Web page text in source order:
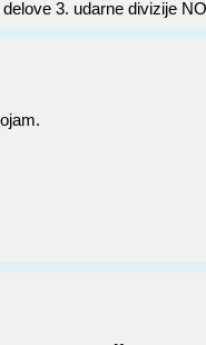
3. udarne divizije
10. hercegovačka NOU
korpusa i zauzela
NOU brigada odbila
10. brigadu, ali se ona,